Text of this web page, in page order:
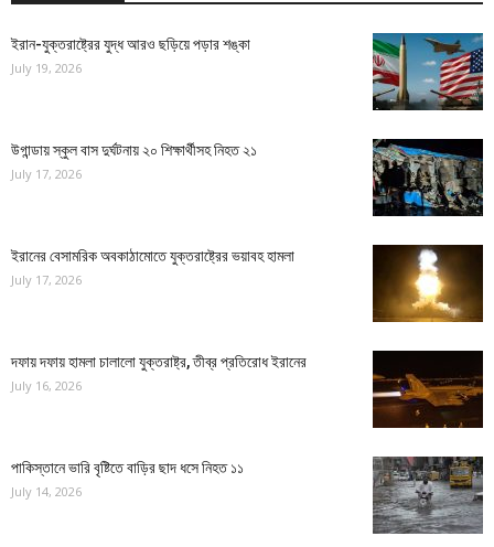
ইরান-যুক্তরাষ্ট্রের যুদ্ধ আরও ছড়িয়ে পড়ার শঙ্কা
July 19, 2026
উগান্ডায় স্কুল বাস দুর্ঘটনায় ২০ শিক্ষার্থীসহ নিহত ২১
July 17, 2026
ইরানের বেসামরিক অবকাঠামোতে যুক্তরাষ্ট্রের ভয়াবহ হামলা
July 17, 2026
দফায় দফায় হামলা চালালো যুক্তরাষ্ট্র, তীব্র প্রতিরোধ ইরানের
July 16, 2026
পাকিস্তানে ভারি বৃষ্টিতে বাড়ির ছাদ ধসে নিহত ১১
July 14, 2026